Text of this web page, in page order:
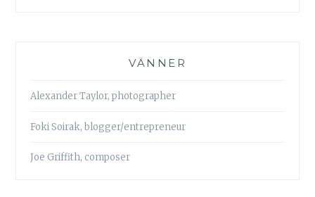
VÄNNER
Alexander Taylor, photographer
Foki Soirak, blogger/entrepreneur
Joe Griffith, composer